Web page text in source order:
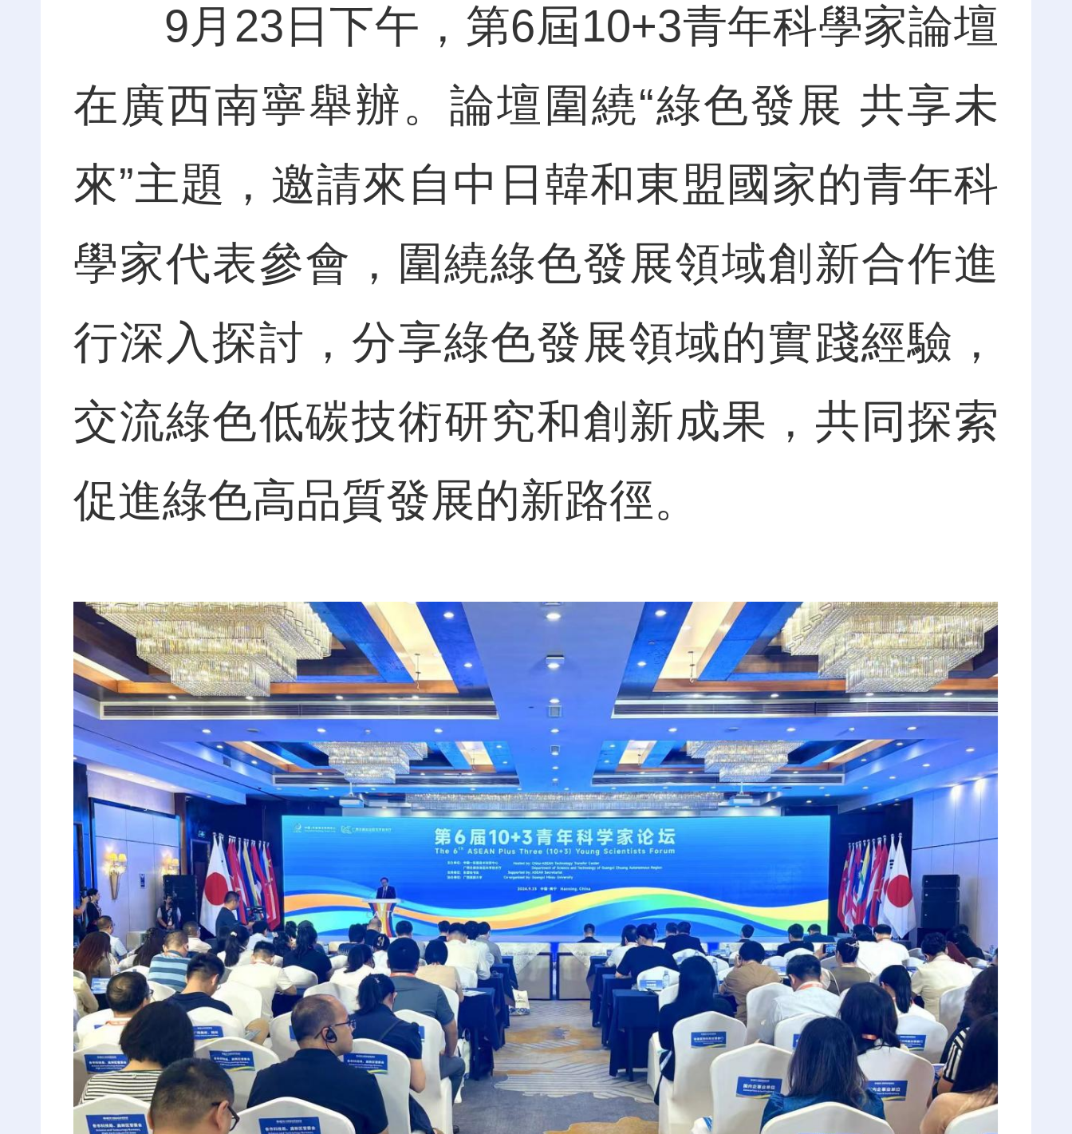
9月23日下午，第6屆10+3青年科學家論壇
在廣西南寧舉辦。論壇圍繞“綠色發展 共享未
來”主題，邀請來自中日韓和東盟國家的青年科
學家代表參會，圍繞綠色發展領域創新合作進
行深入探討，分享綠色發展領域的實踐經驗，
交流綠色低碳技術研究和創新成果，共同探索
促進綠色高品質發展的新路徑。